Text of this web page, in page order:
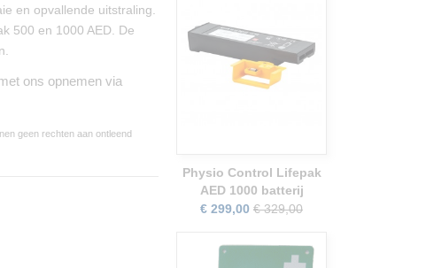
en opvallende uitstraling.
500 en 1000 AED. De
ons opnemen via
geen rechten aan ontleend
Physio Control Lifepak
AED 1000 batterij
€ 299,00 € 329,00